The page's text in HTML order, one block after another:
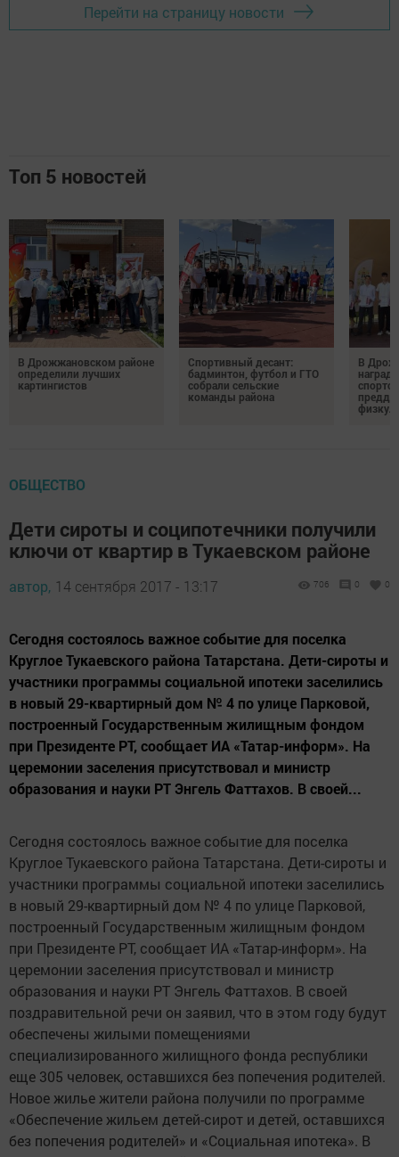
Перейти на страницу новости
Топ 5 новостей
В Дрожжановском районе
определили лучших
картингистов
Спортивный десант:
бадминтон, футбол и ГТО
собрали сельские
команды района
В
ОБЩЕСТВО
Дети сироты и соципотечники получили
ключи от квартир в Тукаевском районе
автор, 14 сентября 2017 - 13:17 706 0 0
Сегодня состоялось важное событие для поселка
Круглое Тукаевского района Татарстана. Дети-сироты и
участники программы социальной ипотеки заселились
в новый 29-квартирный дом № 4 по улице Парковой,
построенный Государственным жилищным фондом
при Президенте РТ, сообщает ИА «Татар-информ». На
церемонии заселения присутствовал и министр
образования и науки РТ Энгель Фаттахов. В своей...
Сегодня состоялось важное событие для поселка
Круглое Тукаевского района Татарстана. Дети-сироты и
участники программы социальной ипотеки заселились
в новый 29-квартирный дом № 4 по улице Парковой,
построенный Государственным жилищным фондом
при Президенте РТ, сообщает ИА «Татар-информ». На
церемонии заселения присутствовал и министр
образования и науки РТ Энгель Фаттахов. В своей
поздравительной речи он заявил, что в этом году будут
обеспечены жилыми помещениями
специализированного жилищного фонда республики
еще 305 человек, оставшихся без попечения родителей.
Новое жилье жители района получили по программе
«Обеспечение жильем детей-сирот и детей, оставшихся
без попечения родителей» и «Социальная ипотека». В